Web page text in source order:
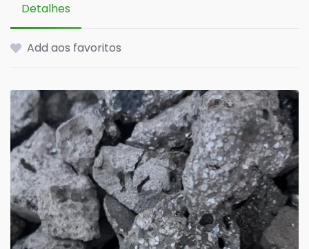
Detalhes
Add aos favoritos